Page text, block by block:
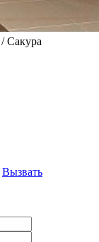
/ Сакура
Вызвать